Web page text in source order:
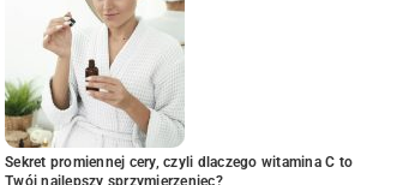
Sekret promiennej cery, czyli dlaczego witamina C to
Twój najlepszy sprzymierzeniec?